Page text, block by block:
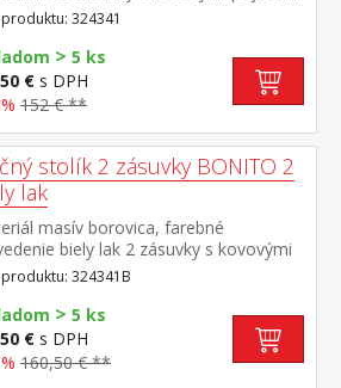
324341
> 5 ks
€ s DPH
152 € **
stolík 2 zásuvky BONITO 2
lak
masív borovica, farebné
biely lak 2 zásuvky s kovovými
324341B
> 5 ks
€ s DPH
160,50 € **